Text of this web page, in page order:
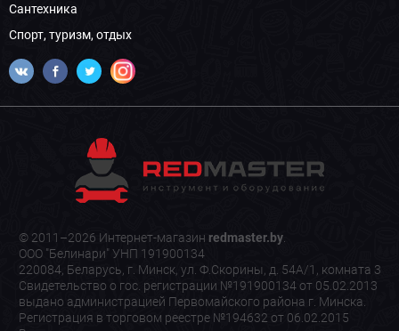
Сантехника
Спорт, туризм, отдых
© 2011–2026 Интернет-магазин redmaster.by.
ООО "Белинари" УНП 191900134
220084, Беларусь, г. Минск, ул. Ф.Скорины, д. 54А/1, комната 3
Свидетельство о гос. регистрации №191900134 от 05.02.2013
выдано администрацией Первомайского района г. Минска.
Регистрация в торговом реестре №194632 от 06.02.2015